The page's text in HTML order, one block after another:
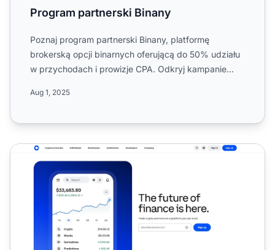
Program partnerski Binany
Poznaj program partnerski Binany, platformę
brokerską opcji binarnych oferującą do 50% udziału
w przychodach i prowizje CPA. Odkryj kampanie
Aug 1, 2025
Program partnerski Coinbase